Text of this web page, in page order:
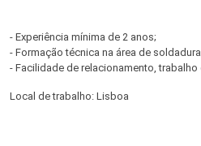
- Experiência mínima de 2 anos;
- Formação técnica na área de
- Facilidade de relacionamento,
Local de trabalho: Lisboa